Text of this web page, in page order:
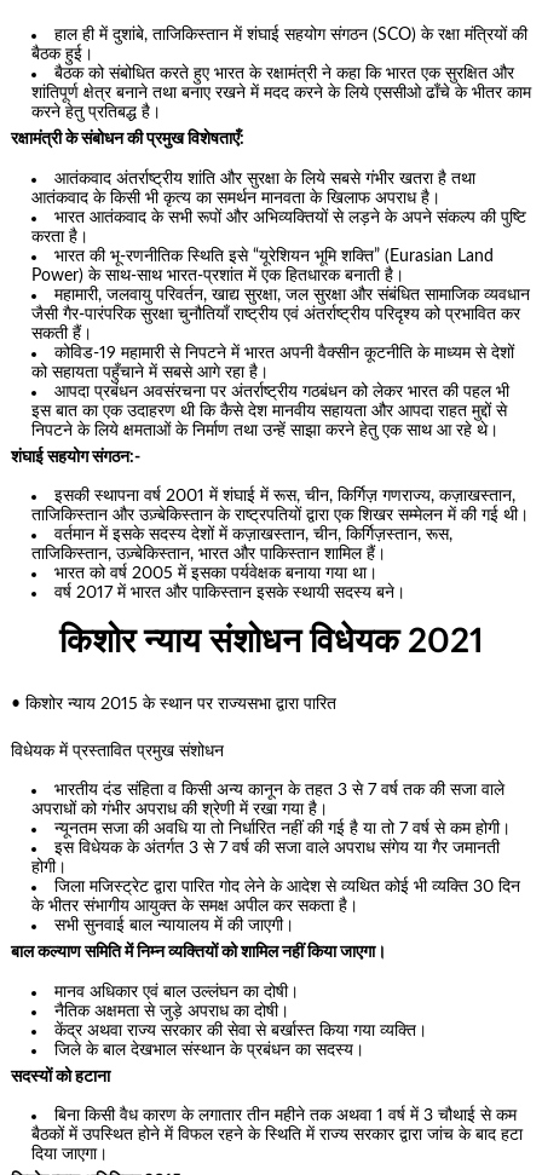
हाल ही में दुशांबे, ताजिकिस्तान में शंघाई सहयोग संगठन (SCO) के रक्षा मंत्रियों की
बैठक हुई।
बैठक को संबोधित करते हुए भारत के रक्षामंत्री ने कहा कि भारत एक सुरक्षित और
शांतिपूर्ण क्षेत्र बनाने तथा बनाए रखने में मदद करने के लिये एससीओ ढाँचे के भीतर काम
करने हेतु प्रतिबद्ध है।
रक्षामंत्री के संबोधन की प्रमुख विशेषताएँ:
आतंकवाद अंतर्राष्ट्रीय शांति और सुरक्षा के लिये सबसे गंभीर खतरा है तथा
आतंकवाद के किसी भी कृत्य का समर्थन मानवता के खिलाफ अपराध है।
भारत आतंकवाद के सभी रूपों और अभिव्यक्तियों से लड़ने के अपने संकल्प की पुष्टि
करता है।
भारत की भू-रणनीतिक स्थिति इसे “यूरेशियन भूमि शक्ति” (Eurasian Land
Power) के साथ-साथ भारत-प्रशांत में एक हितधारक बनाती है।
महामारी, जलवायु परिवर्तन, खाद्य सुरक्षा, जल सुरक्षा और संबंधित सामाजिक व्यवधान
जैसी गैर-पारंपरिक सुरक्षा चुनौतियाँ राष्ट्रीय एवं अंतर्राष्ट्रीय परिदृश्य को प्रभावित कर
सकती हैं।
कोविड-19 महामारी से निपटने में भारत अपनी वैक्सीन कूटनीति के माध्यम से देशों
को सहायता पहुँचाने में सबसे आगे रहा है।
आपदा प्रबंधन अवसंरचना पर अंतर्राष्ट्रीय गठबंधन को लेकर भारत की पहल भी
इस बात का एक उदाहरण थी कि कैसे देश मानवीय सहायता और आपदा राहत मुद्दों से
निपटने के लिये क्षमताओं के निर्माण तथा उन्हें साझा करने हेतु एक साथ आ रहे थे।
शंघाई सहयोग संगठन:-
इसकी स्थापना वर्ष 2001 में शंघाई में रूस, चीन, किर्गिज़ गणराज्य, कज़ाखस्तान,
ताजिकिस्तान और उज़्बेकिस्तान के राष्ट्रपतियों द्वारा एक शिखर सम्मेलन में की गई थी।
वर्तमान में इसके सदस्य देशों में कज़ाखस्तान, चीन, किर्गिज़स्तान, रूस,
ताजिकिस्तान, उज़्बेकिस्तान, भारत और पाकिस्तान शामिल हैं।
भारत को वर्ष 2005 में इसका पर्यवेक्षक बनाया गया था।
वर्ष 2017 में भारत और पाकिस्तान इसके स्थायी सदस्य बने।
किशोर न्याय संशोधन विधेयक 2021
• किशोर न्याय 2015 के स्थान पर राज्यसभा द्वारा पारित
विधेयक में प्रस्तावित प्रमुख संशोधन
भारतीय दंड संहिता व किसी अन्य कानून के तहत 3 से 7 वर्ष तक की सजा वाले
अपराधों को गंभीर अपराध की श्रेणी में रखा गया है।
न्यूनतम सजा की अवधि या तो निर्धारित नहीं की गई है या तो 7 वर्ष से कम होगी।
इस विधेयक के अंतर्गत 3 से 7 वर्ष की सजा वाले अपराध संगेय या गैर जमानती
होगी।
जिला मजिस्ट्रेट द्वारा पारित गोद लेने के आदेश से व्यथित कोई भी व्यक्ति 30 दिन
के भीतर संभागीय आयुक्त के समक्ष अपील कर सकता है।
सभी सुनवाई बाल न्यायालय में की जाएगी।
बाल कल्याण समिति में निम्न व्यक्तियों को शामिल नहीं किया जाएगा।
मानव अधिकार एवं बाल उल्लंघन का दोषी।
नैतिक अक्षमता से जुड़े अपराध का दोषी।
केंद्र अथवा राज्य सरकार की सेवा से बर्खास्त किया गया व्यक्ति।
जिले के बाल देखभाल संस्थान के प्रबंधन का सदस्य।
सदस्यों को हटाना
बिना किसी वैध कारण के लगातार तीन महीने तक अथवा 1 वर्ष में 3 चौथाई से कम
बैठकों में उपस्थित होने में विफल रहने के स्थिति में राज्य सरकार द्वारा जांच के बाद हटा
दिया जाएगा।